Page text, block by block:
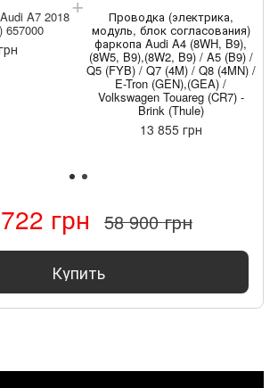
A7 2018
657000
Проводка (электрика,
модуль, блок согласования)
фаркопа Audi A4 (8WH, B9),
(8W5, B9),(8W2, B9) / A5 (B9) /
Q5 (FYB) / Q7 (4M) / Q8 (4MN) /
E-Tron (GEN),(GEA) /
Volkswagen Touareg (CR7) -
Brink (Thule)
13 855 грн
грн 58 900 грн
Купить